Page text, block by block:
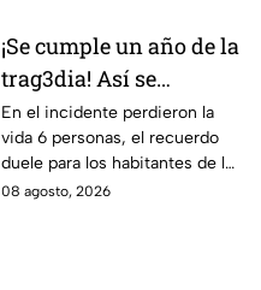
¡Se cumple un año de la
trag3dia! Así se
recuerda el fuerte
accidente de un tren en
Irapuato
En el incidente perdieron la
vida 6 personas, el recuerdo
duele para los habitantes de la
localidad.
08 agosto, 2026